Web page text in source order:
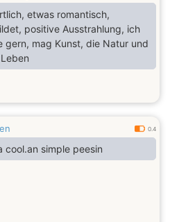
etwas romantisch,
positive Ausstrahlung, ich
0.4
cool.an simple peesin